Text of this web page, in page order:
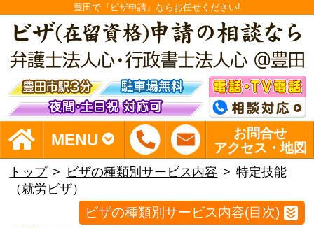
豊田で『ビザ申請』ならお任せください!
MENU
お問合せ
アクセス・地図
トップ ビザの種類別サービス内容
特定技能
（就労ビザ）
ビザの種類別サービス内容(目次)